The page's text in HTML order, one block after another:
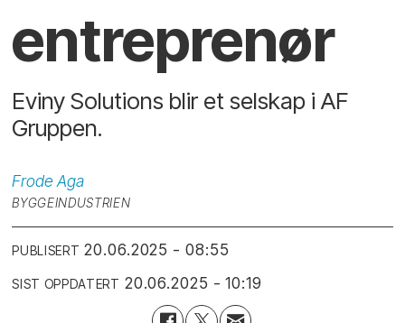
entreprenør
Eviny Solutions blir et selskap i AF
Gruppen.
Frode Aga
BYGGEINDUSTRIEN
PUBLISERT 20.06.2025 - 08:55
SIST OPPDATERT 20.06.2025 - 10:19